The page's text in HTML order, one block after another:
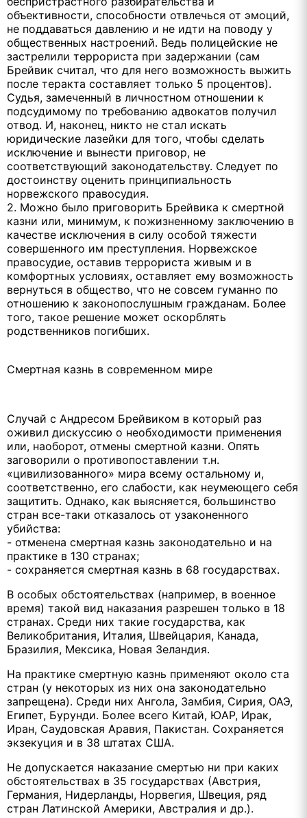
объективности, способности отвлечься от эмоций,
не поддаваться давлению и не идти на поводу у
общественных настроений. Ведь полицейские не
застрелили террориста при задержании (сам
Брейвик считал, что для него возможность выжить
после теракта составляет только 5 процентов).
Судья, замеченный в личностном отношении к
подсудимому по требованию адвокатов получил
отвод. И, наконец, никто не стал искать
юридические лазейки для того, чтобы сделать
исключение и вынести приговор, не
соответствующий законодательству. Следует по
достоинству оценить принципиальность
норвежского правосудия.
2. Можно было приговорить Брейвика к смертной
казни или, минимум, к пожизненному заключению в
качестве исключения в силу особой тяжести
совершенного им преступления. Норвежское
правосудие, оставив террориста живым и в
комфортных условиях, оставляет ему возможность
вернуться в общество, что не совсем гуманно по
отношению к законопослушным гражданам. Более
того, такое решение может оскорблять
родственников погибших.
Смертная казнь в современном мире
Случай с Андресом Брейвиком в который раз
оживил дискуссию о необходимости применения
или, наоборот, отмены смертной казни. Опять
заговорили о противопоставлении т.н.
«цивилизованного» мира всему остальному и,
соответственно, его слабости, как неумеющего себя
защитить. Однако, как выясняется, большинство
стран все-таки отказалось от узаконенного
убийства:
- отменена смертная казнь законодательно и на
практике в 130 странах;
- сохраняется смертная казнь в 68 государствах.
В особых обстоятельствах (например, в военное
время) такой вид наказания разрешен только в 18
странах. Среди них такие государства, как
Великобритания, Италия, Швейцария, Канада,
Бразилия, Мексика, Новая Зеландия.
На практике смертную казнь применяют около ста
стран (у некоторых из них она законодательно
запрещена). Среди них Ангола, Замбия, Сирия, ОАЭ,
Египет, Бурунди. Более всего Китай, ЮАР, Ирак,
Иран, Саудовская Аравия, Пакистан. Сохраняется
экзекуция и в 38 штатах США.
Не допускается наказание смертью ни при каких
обстоятельствах в 35 государствах (Австрия,
Германия, Нидерланды, Норвегия, Швеция, ряд
стран Латинской Америки, Австралия и др.).